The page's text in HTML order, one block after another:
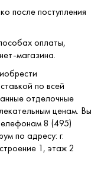
после поступления
оплаты,
магазина.
по всей
отделочные
ценам. Вы
8 (495)
по адресу: г.
1, этаж 2